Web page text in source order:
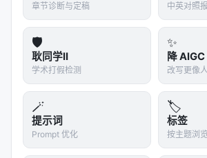
章节诊断与定稿 中英对照
🛡️
耿同学II
学术打假检测
✨
降 AIGC
改写更像
🪄
提示词
Prompt 优化
🏷️
标签
按主题浏览